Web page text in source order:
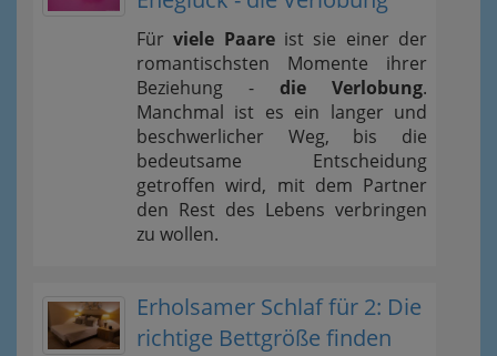
Fürviele Paareist sie einer der
romantischsten Momente ihrer
Beziehung - die Verlobung.
Manchmal ist es ein langer und
beschwerlicher Weg, bis die
bedeutsame Entscheidung
getroffen wird, mit dem Partner
den Rest des Lebens verbringen
zu wollen.
Erholsamer Schlaf für 2: Die
richtige Bettgröße finden